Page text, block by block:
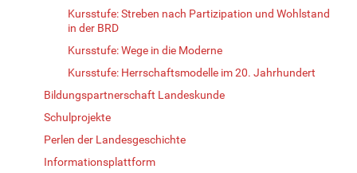
Kursstufe: Streben nach Partizipation und Wohlstand
in der BRD
Kursstufe: Wege in die Moderne
Kursstufe: Herrschaftsmodelle im 20. Jahrhundert
Bildungspartnerschaft Landeskunde
Schulprojekte
Perlen der Landesgeschichte
Informationsplattform